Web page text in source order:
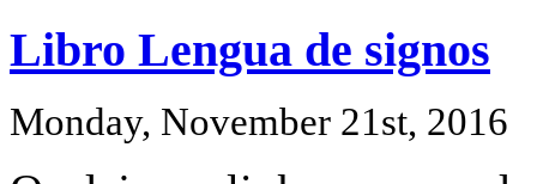
Libro Lengua de signos
Monday, November 21st, 2016